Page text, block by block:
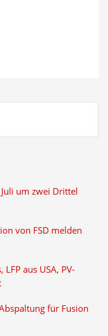
um zwei Drittel
von FSD melden
aus USA, PV-
für Fusion